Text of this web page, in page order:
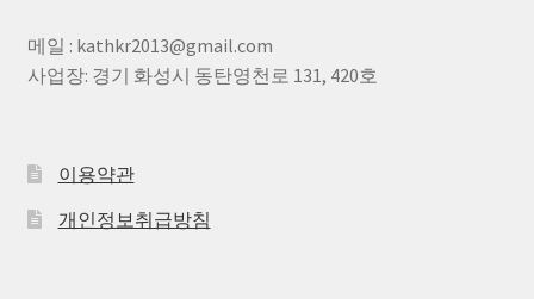
메일 : kathkr2013@gmail.com
사업장: 경기 화성시 동탄영천로 131, 420호
이용약관
개인정보취급방침